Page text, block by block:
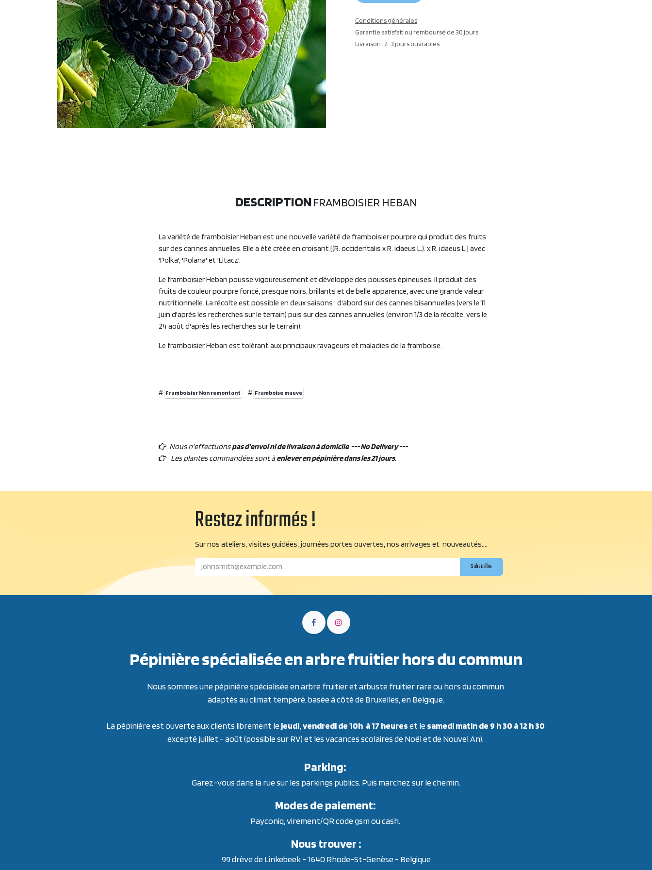
Conditions générales
Garantie satisfait ou remboursé de 30 jours
Livraison : 2-3 jours ouvrables
DESCRIPTIONFRAMBOISIER HEBAN
La variété de framboisier Heban est une nouvelle variété de framboisier pourpre qui produit des fruits
sur des cannes annuelles. Elle a été créée en croisant [(R. occidentalis x R. idaeus L.). x R. idaeus L.] avec
'Polka', 'Polana' et 'Litacz'.
Le framboisier Heban pousse vigoureusement et développe des pousses épineuses. Il produit des
fruits de couleur pourpre foncé, presque noirs, brillants et de belle apparence, avec une grande valeur
nutritionnelle. La récolte est possible en deux saisons : d'abord sur des cannes bisannuelles (vers le 11
juin d'après les recherches sur le terrain) puis sur des cannes annuelles (environ 1/3 de la récolte, vers le
24 août d'après les recherches sur le terrain).
Le framboisier Heban est tolérant aux principaux ravageurs et maladies de la framboise.
# Framboisier Non remontant # Framboise mauve
Nous n'effectuonspas d'envoi ni de livraison à domicile --- No Delivery ---
Les plantes commandées sont àenlever en pépinière dans les 21 jours.
Restez informés !
Sur nos ateliers, visites guidées, journées portes ouvertes, nos arrivages et nouveautés....
Subscribe
Pépinière spécialisée en arbre fruitier hors du commun
Nous sommes une pépinière spécialisée en arbre fruitier et arbuste fruitier rare ou hors du commun
adaptés au climat tempéré, basée à côté de Bruxelles, en Belgique.
La pépinière est ouverte aux clients librement lejeudi, vendredi de 10h à 17 heureset lesamedi matin de 9 h 30 à 12 h 30
excepté juillet - août (possible sur RV) et les vacances scolaires de Noël et de Nouvel An).
Parking:
Garez-vous dans la rue sur les parkings publics. Puis marchez sur le chemin.
Modes de paiement:
Payconiq, virement/QR code gsm ou cash.
Nous trouver :
99 drève de Linkebeek - 1640 Rhode-St-Genèse - Belgique